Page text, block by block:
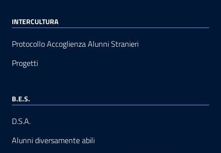
INTERCULTURA
Protocollo Accoglienza Alunni Stranieri
Progetti
B.E.S.
D.S.A.
Alunni diversamente abili